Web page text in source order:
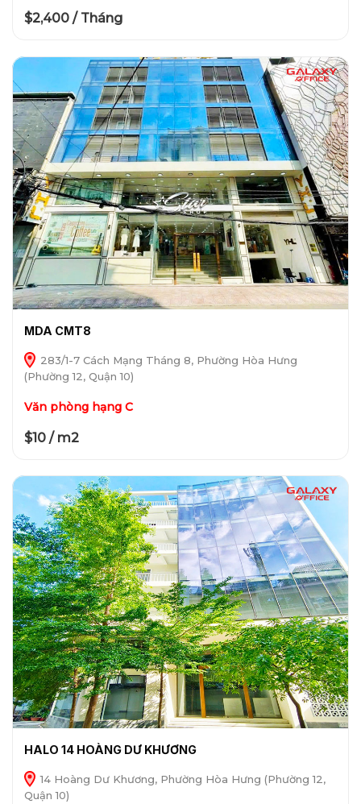
$2,400 / Tháng
MDA CMT8
283/1-7 Cách Mạng Tháng 8, Phường Hòa Hưng
(Phường 12, Quận 10)
Văn phòng hạng C
$10 / m2
HALO 14 HOÀNG DƯ KHƯƠNG
14 Hoàng Dư Khương, Phường Hòa Hưng (Phường 12,
Quận 10)